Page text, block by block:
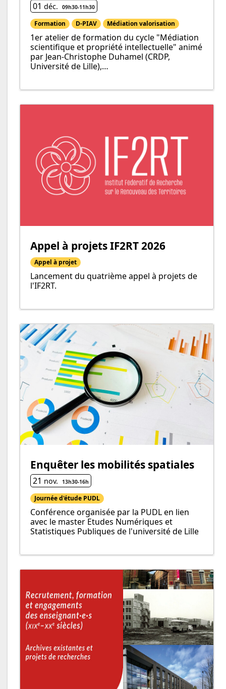
01 déc. 09h30-11h30
Formation D-PIAV Médiation valorisation
1er atelier de formation du cycle "Médiation
scientifique et propriété intellectuelle" animé
par Jean-Christophe Duhamel (CRDP,
Université de Lille),…
Appel à projets IF2RT 2026
Appel à projet
Lancement du quatrième appel à projets de
l'IF2RT.
Enquêter les mobilités spatiales
21 nov. 13h30-16h
Journée d'étude PUDL
Conférence organisée par la PUDL en lien
avec le master Etudes Numériques et
Statistiques Publiques de l'université de Lille